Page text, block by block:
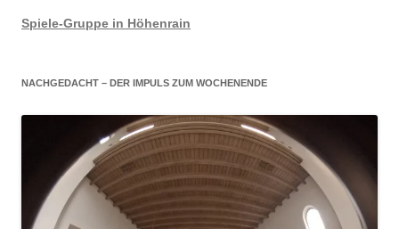
Spiele-Gruppe in Höhenrain
NACHGEDACHT – DER IMPULS ZUM WOCHENENDE